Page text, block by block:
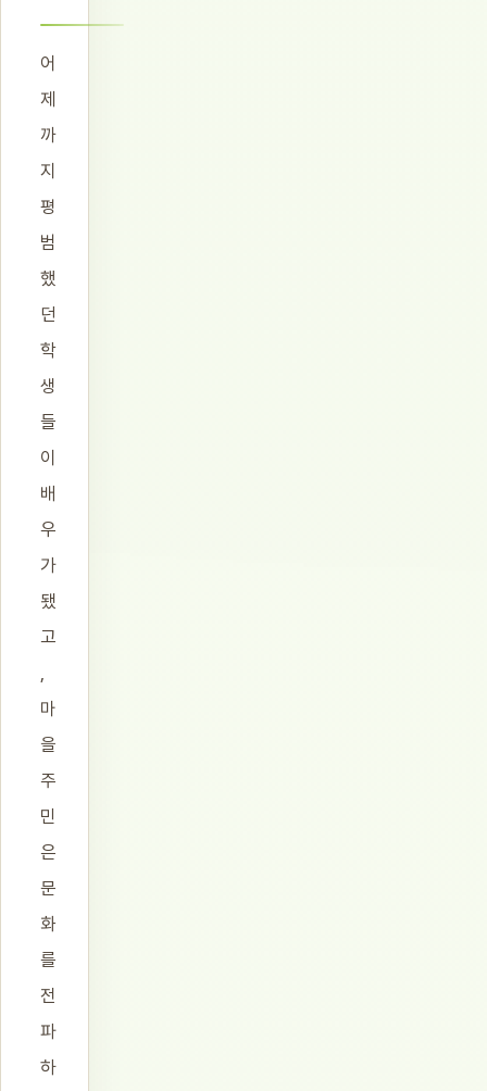
어
제
까
지
평
범
했
던
학
생
들
이
배
우
가
됐
고
,
마
을
주
민
은
문
화
를
전
파
하